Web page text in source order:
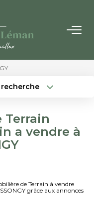
max
Créer une alerte
Terrain
a vendre à
de Terrain à vendre
grâce aux annonces